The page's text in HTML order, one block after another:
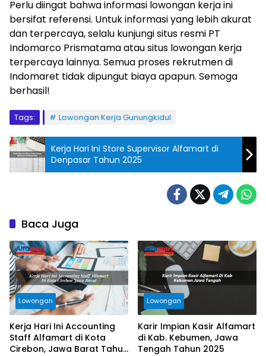
Perlu diingat bahwa informasi lowongan kerja ini
bersifat referensi. Untuk informasi yang lebih akurat
dan terpercaya, selalu kunjungi situs resmi PT
Indomarco Prismatama atau situs lowongan kerja
terpercaya lainnya. Semua proses rekrutmen di
Indomaret tidak dipungut biaya apapun. Semoga
berhasil!
Tags: Lowongan Kerja Gunungkidul
Kerja Hari Ini Store Supervisor Alfamart di
Denpasar Tahun 2025
Baca Juga
Lowongan
Kerja Hari Ini Accounting
Staff Alfamart di Kota
Cirebon, Jawa Barat Tahun
Lowongan
Karir Impian Kasir Alfamart
di Kab. Kebumen, Jawa
Tengah Tahun 2025